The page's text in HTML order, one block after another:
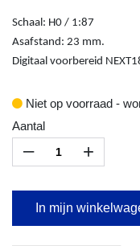
Schaal: H0 / 1:87
Asafstand: 23 mm.
Digitaal voorbereid
Niet op voorraad -
Aantal
– +
In mijn